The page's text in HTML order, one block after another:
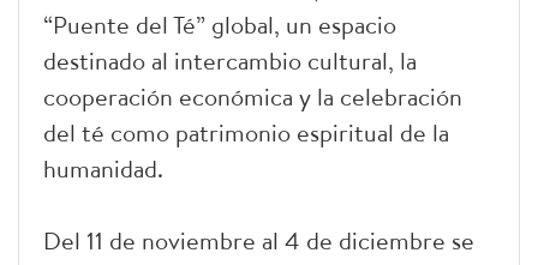
“Puente del Té” global, un espacio
destinado al intercambio cultural, la
cooperación económica y la celebración
del té como patrimonio espiritual de la
humanidad.
Del 11 de noviembre al 4 de diciembre se